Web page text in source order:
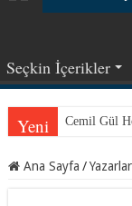
Seçkin İçerikler
Yeni Cemil Gül
Ana Sayfa / Yazarlar